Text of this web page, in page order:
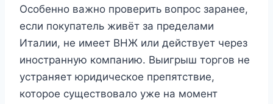
Особенно важно проверить вопрос заранее,
если покупатель живёт за пределами
Италии, не имеет ВНЖ или действует через
иностранную компанию. Выигрыш торгов не
устраняет юридическое препятствие,
которое существовало уже на момент